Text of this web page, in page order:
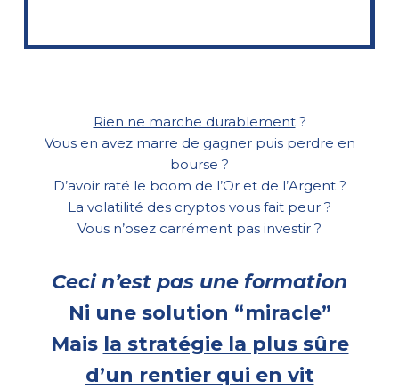
Rien ne marche durablement?
Vous en avez marre de gagner puis perdre en
bourse ?
D’avoir raté le boom de l’Or et de l’Argent ?
La volatilité des cryptos vous fait peur ?
Vous n’osez carrément pas investir ?
Ceci n’est pas une formation
Ni une solution “miracle”
Mais la stratégie la plus sûre
d’un rentier qui en vit